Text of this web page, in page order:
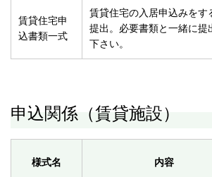
賃貸住宅申
込書類一式
賃貸住宅の入居申込みをす
提出。必要書類と一緒に提
下さい。
申込関係（賃貸施設）
様式名 内容